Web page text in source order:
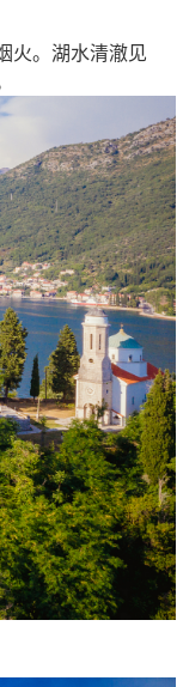
火。湖水清澈见